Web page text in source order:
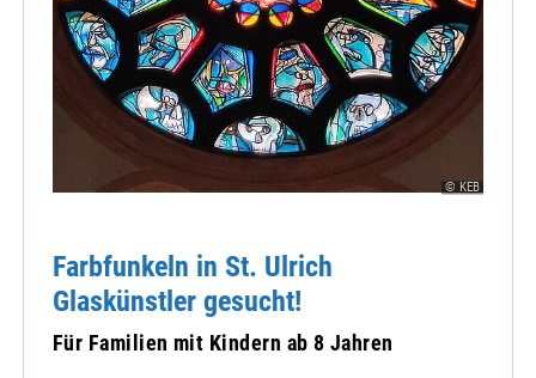
© KEB
Farbfunkeln in St. Ulrich
Glaskünstler gesucht!
Für Familien mit Kindern ab 8 Jahren